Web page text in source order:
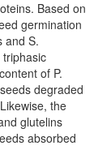
Based on
germination
and S.
of P.
degraded
the
glutelins
absorbed